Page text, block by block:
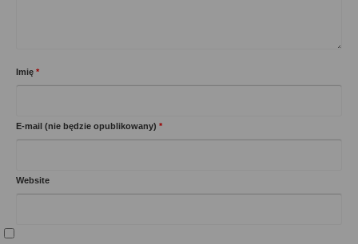
Imię *
E-mail (nie będzie opublikowany) *
Website